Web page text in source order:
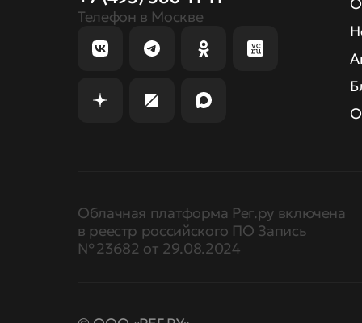
Телефон в Москве
Облачная платформа Рег.ру включена
в реестр российского ПО Запись
№ 23682 от 29.08.2024